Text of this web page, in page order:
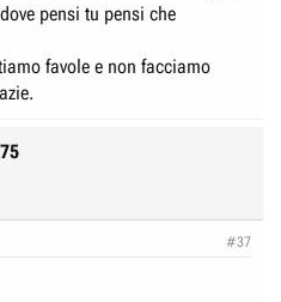
pensi tu pensi che
favole e non facciamo
#37